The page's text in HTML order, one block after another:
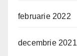
februarie 2022
decembrie 2021